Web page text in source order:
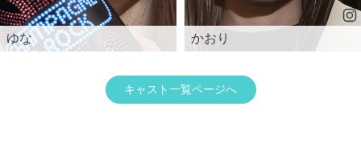
ゆな かおり
キャスト一覧ページへ